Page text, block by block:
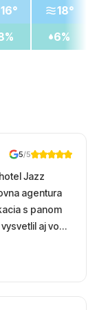
16°
18°
6%
5/5
Jazz
agentura
s panom
aj vo
Hotel
more,